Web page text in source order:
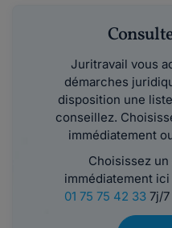
Juritravail vous
démarches
disposition une
conseillez.
immédiatement
Choisissez
immédiatement
01 75 75 42 337j/7